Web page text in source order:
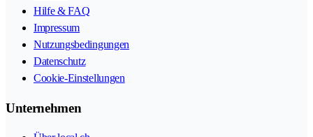
Hilfe & FAQ
Impressum
Nutzungsbedingungen
Datenschutz
Cookie-Einstellungen
Unternehmen